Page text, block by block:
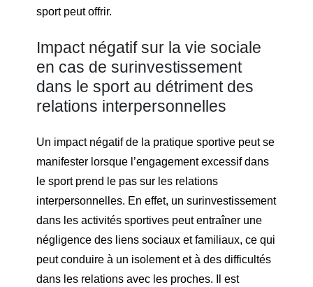
sport peut offrir.
Impact négatif sur la vie sociale
en cas de surinvestissement
dans le sport au détriment des
relations interpersonnelles
Un impact négatif de la pratique sportive peut se
manifester lorsque l’engagement excessif dans
le sport prend le pas sur les relations
interpersonnelles. En effet, un surinvestissement
dans les activités sportives peut entraîner une
négligence des liens sociaux et familiaux, ce qui
peut conduire à un isolement et à des difficultés
dans les relations avec les proches. Il est